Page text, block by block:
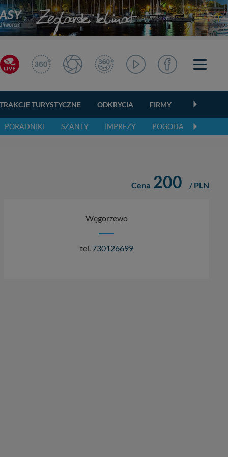
TURYSTYCZNE ODKRYCIA FIRMY
PORADNIKI SZANTY IMPREZY POGODA
Cena200 / PLN
Węgorzewo
tel. 730126699